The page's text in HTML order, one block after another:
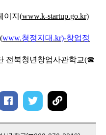
이지 (www.k-startup.go.kr)
(www.청정지대 .kr)-창업정
전북청년창업사관학교(☎